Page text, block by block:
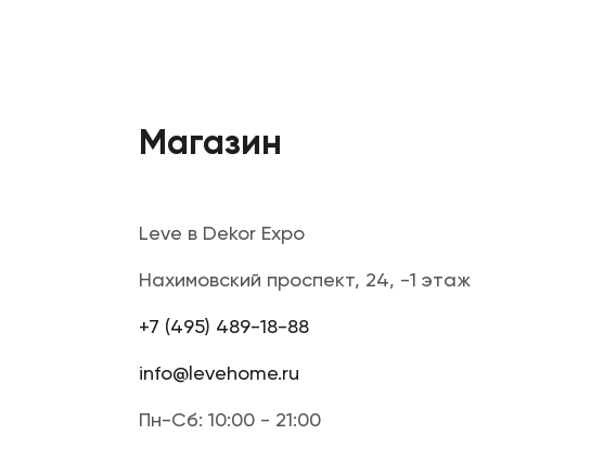
Магазин
Leve в Dekor Expo
Нахимовский проспект, 24, -1 этаж
+7 (495) 489-18-88
info@levehome.ru
Пн-Сб: 10:00 - 21:00